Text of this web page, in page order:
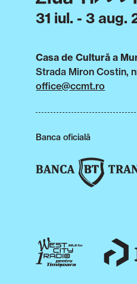
31 iul. - 3 aug.
Casa de Cultură a
Strada Miron Costin,
office@ccmt.ro
Banca oficială